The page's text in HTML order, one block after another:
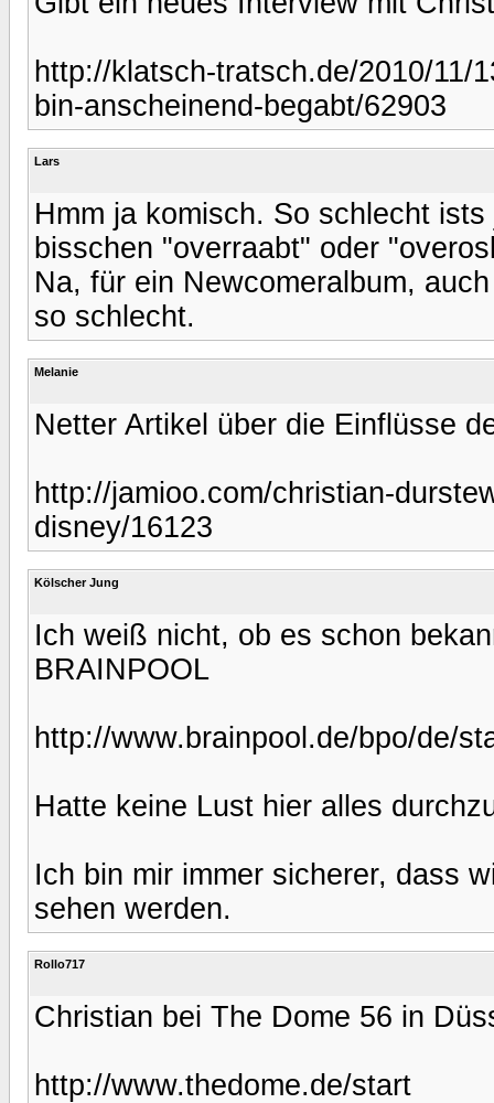
http://klatsch-tratsch.de/2010/11/
bin-anscheinend-begabt/62903
Lars
Hmm ja komisch. So schlecht
bisschen "overraabt" oder
Na, für ein Newcomeralbum,
so schlecht.
Melanie
Netter Artikel über die Einflüsse
http://jamioo.com/christian-
disney/16123
Kölscher Jung
Ich weiß nicht, ob es schon
BRAINPOOL
http://www.brainpool.de/bpo/de/
Hatte keine Lust hier alles
Ich bin mir immer sicherer, dass
sehen werden.
Rollo717
Christian bei The Dome 56 in
http://www.thedome.de/start